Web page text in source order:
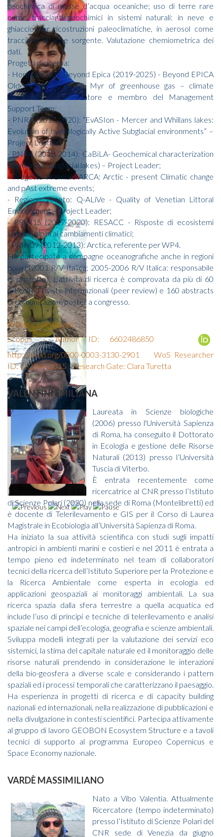
geochimica di masse d’acqua oceaniche; uso di terre rare
come traccianti geochimici in sistemi naturali: in neve e
ghiaccio per ricostruzioni paleoclimatiche, in aerosol come
traccianti di aree sorgente. Valutazione chemiometrica dei
dati.
Progetti di ricerca:
- Horizon2020: “Beyond Epica (2019-2025) - Beyond EPICA
Oldest Ice Core: 1,5 Myr of greenhouse gas – climate
feedbacks” – Ricercatore e membro del Management
Support Team;
- PNRA (2017-2020): “EvASIon - Mercer and Whillans lakes:
Evolution of hydrologically Active Subglacial environments” –
Project Leader;
- PNRA (2012-2014): CaBiLA- Geochemical characterization
of antarctic subglacial lakes) – Project Leader;
- Progetto Premiale ARCA: Arctic - present Climatic change
and pAst extreme events;
- Regione Veneto: Q-ALiVe - Quality of Venetian Littoral
Environment – Project Leader;
- PRIN15 (2017-2020): RESACC - Risposte di ecosistemi
sensibili alpini ai cambiamenti climatici;
- PRIN09 (2012-2013): Arctica, referente per WP4.
Ha partecipato a campagne oceanografiche anche in regioni
polari (2001 R/V Italica; 2005-2006 R/V Italica: responsabile
di progetto). L’attività di ricerca è comprovata da più di 60
articoli su riviste internazionali (peer review) e 160 abstracts
di comunicazioni/poster a congresso.
Profilo CNR People
Scopus - Author ID: 6602486850
http://orcid.org/0000-0003-3130-2901
WoS Researcher
ID: O-2849-2015
Research Gate: Clara Turetta
VALENTINI EMILIANA
Laureata in Scienze biologiche
(2006) presso l'Università Sapienza
di Roma, ha conseguito il Dottorato
in Ecologia e gestione delle Risorse
Naturali (2013) presso l’Università
Tuscia di Viterbo.
È entrata recentemente come
ricercatrice al CNR presso l’Istituto
di Scienze Polari (2020) nella sede di Roma (Montelibretti) ed
è docente di Telerilevamento e GIS per il Corso di Laurea
Magistrale in Ecobiologia all’Università Sapienza di Roma.
Ha iniziato la sua attività scientifica con studi sugli impatti
antropici in ambienti marini e costieri e nel 2011 è entrata a
tempo pieno ed indeterminato nel team di collaboratori
tecnici della ricerca dell’Istituto Superiore per la Protezione e
la Ricerca Ambientale come esperta in ecologia ed
applicazioni geospaziali ai monitoraggi ambientali. La sua
ricerca spazia dalla sfera terrestre a quella acquatica ed
include l’uso di principi e tecniche di telerilevamento e analisi
spaziale nei campi dell’ecologia, geografia e scienze ambientali.
Sviluppa modelli integrati per la valutazione dei servizi eco
sistemici, la stima del capitale naturale ed il monitoraggio delle
risorse naturali prendendo in considerazione le interazioni
della bio-geosfera a diverse scale e considerando i pattern
spaziali ed i processi temporali che caratterizzano il paesaggio.
Ha esperienza in progetti di ricerca e di capacity building
nazionali ed internazionali, nella realizzazione di pubblicazioni e
nella divulgazione in contesti scientifici. Partecipa attivamente
al gruppo di lavoro GEOBON Ecosystem Structure e a tavoli
tecnici di supporto al programma Europeo Copernicus e
Space Economy nazionale.
VARDÈ MASSIMILIANO
Nato a Vibo Valentia. Attualmente
Ricercatore (tempo indeterminato)
presso l’Istituto di Scienze Polari del
CNR sede di Venezia da giugno